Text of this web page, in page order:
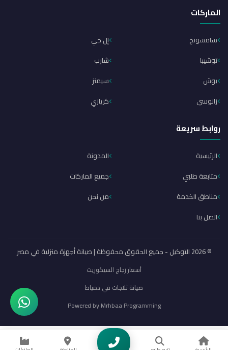
الماركات
سامسونج
إل جي
توشيبا
شارب
بوش
سيمنز
زانوسي
كريازي
روابط سريعة
الرئيسية
المدونة
متابعة طلبي
جميع الماركات
مناطق الخدمة
من نحن
اتصل بنا
© 2026 التوكيل - جميع الحقوق محفوظة | صيانة أجهزة منزلية في مصر
أسعار زجاج السيكوريت
صيانة ثلاجات في دمياط
Powered byMrhbaa Programming